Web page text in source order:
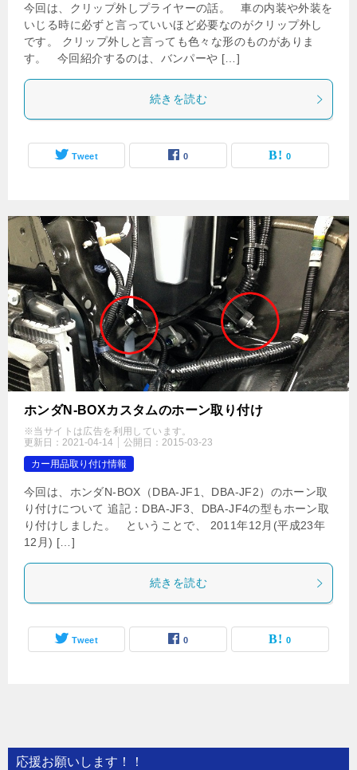
今回は、クリップ外しプライヤーの話。 車の内装や外装を
いじる時に必ずと言っていいほど必要なのがクリップ外し
です。 クリップ外しと言っても色々な形のものがありま
す。 今回紹介するのは、バンパーや […]
続きを読む
Tweet 0 0
ホンダN-BOXカスタムのホーン取り付け
※当サイトは広告を利用しています。
更新日： 2021-04-14 公開日： 2015-03-23
カー用品取り付け情報
今回は、ホンダN-BOX（DBA-JF1、DBA-JF2）のホーン取
り付けについて 追記：DBA-JF3、DBA-JF4の型もホーン取
り付けしました。 ということで、 2011年12月(平成23年
12月) […]
続きを読む
Tweet 0 0
応援お願いします！！